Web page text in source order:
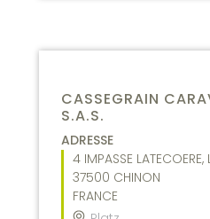
CASSEGRAIN
S.A.S.
ADRESSE
4 IMPASSE LATECOERE,
37500 CHINON
FRANCE